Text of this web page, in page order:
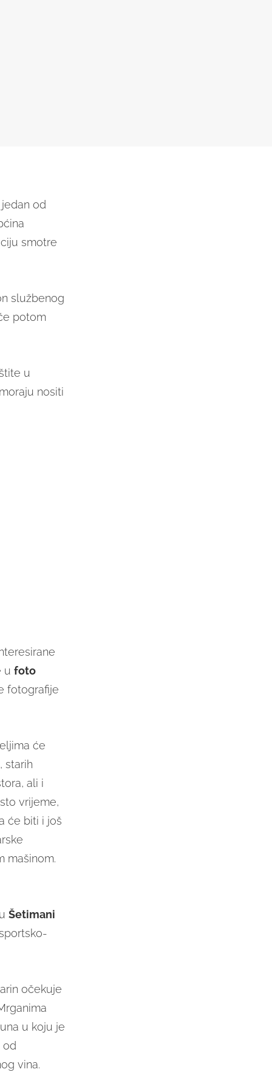
od
smotre
službenog
potom
u
nositi
u foto
fotografije
će
starih
ali i
vrijeme,
će biti i još
mašinom.
Šetimani
očekuje
u koju je
od
vina.